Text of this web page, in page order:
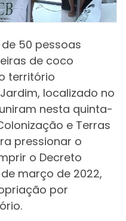
50 pessoas
de coco
território
localizado no
nesta quinta-
e Terras
pressionar o
o Decreto
de março de 2022,
por